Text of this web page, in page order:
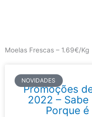
Moelas Frescas – 1.69€/Kg
NOVIDADES
Promoções
2022 – Sabe
Porque